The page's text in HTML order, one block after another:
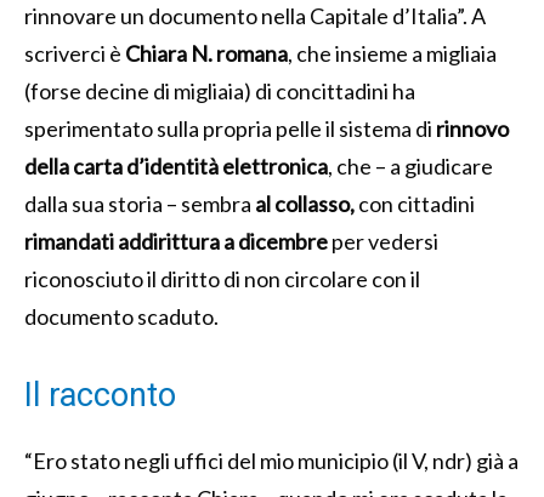
rinnovare un documento nella Capitale d’Italia”. A
scriverci è Chiara N. romana, che insieme a migliaia
(forse decine di migliaia) di concittadini ha
sperimentato sulla propria pelle il sistema di rinnovo
della carta d’identità elettronica, che – a giudicare
dalla sua storia – sembra al collasso,con cittadini
rimandati addirittura a dicembreper vedersi
riconosciuto il diritto di non circolare con il
documento scaduto.
Il racconto
“Ero stato negli uffici del mio municipio (il V, ndr) già a